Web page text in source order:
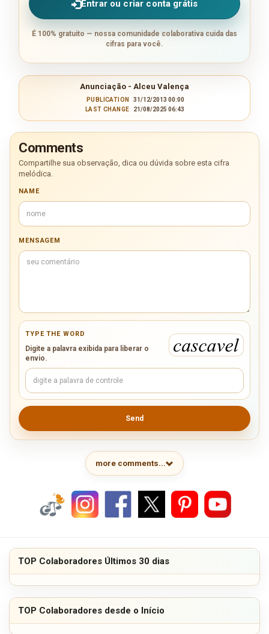
Entrar ou criar conta grátis
É 100% gratuito — nossa comunidade colaborativa cuida das
cifras para você.
Anunciação - Alceu Valença
PUBLICATION
31/12/2013 00:00
LAST CHANGE
21/08/2025 06:43
Comments
Compartilhe sua observação, dica ou dúvida sobre esta cifra
melódica.
NAME
MENSAGEM
TYPE THE WORD
Digite a palavra exibida para liberar o
envio.
Send
more comments...
TOP Colaboradores Últimos 30 dias
TOP Colaboradores desde o Início